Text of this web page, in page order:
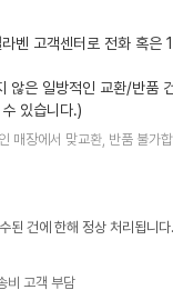
벤 고객센터로 전화 혹은
않은 일방적인 교환/반품
있습니다.)
매장에서 맞교환, 반품 불가합
된 건에 한해 정상 처리됩니
비 고객 부담